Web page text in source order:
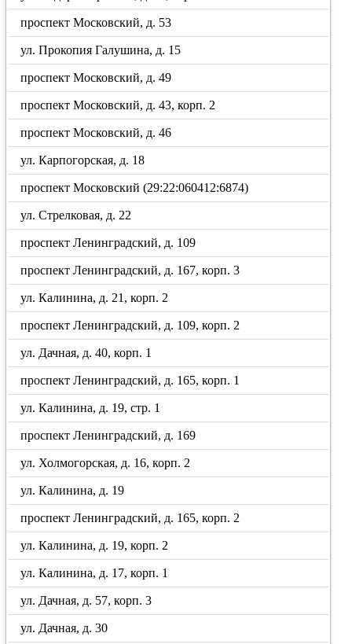
проспект Московский, д. 53
ул. Прокопия Галушина, д. 15
проспект Московский, д. 49
проспект Московский, д. 43, корп. 2
проспект Московский, д. 46
ул. Карпогорская, д. 18
проспект Московский (29:22:060412:6874)
ул. Стрелковая, д. 22
проспект Ленинградский, д. 109
проспект Ленинградский, д. 167, корп. 3
ул. Калинина, д. 21, корп. 2
проспект Ленинградский, д. 109, корп. 2
ул. Дачная, д. 40, корп. 1
проспект Ленинградский, д. 165, корп. 1
ул. Калинина, д. 19, стр. 1
проспект Ленинградский, д. 169
ул. Холмогорская, д. 16, корп. 2
ул. Калинина, д. 19
проспект Ленинградский, д. 165, корп. 2
ул. Калинина, д. 19, корп. 2
ул. Калинина, д. 17, корп. 1
ул. Дачная, д. 57, корп. 3
ул. Дачная, д. 30